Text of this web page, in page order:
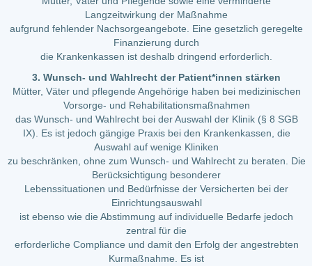
Langzeitwirkung der Maßnahme
aufgrund fehlender Nachsorgeangebote. Eine gesetzlich geregelte
Finanzierung durch
die Krankenkassen ist deshalb dringend erforderlich.
3. Wunsch- und Wahlrecht der Patient*innen stärken
Mütter, Väter und pflegende Angehörige haben bei medizinischen
Vorsorge- und Rehabilitationsmaßnahmen
das Wunsch- und Wahlrecht bei der Auswahl der Klinik (§ 8 SGB
IX). Es ist jedoch gängige Praxis bei den Krankenkassen, die
Auswahl auf wenige Kliniken
zu beschränken, ohne zum Wunsch- und Wahlrecht zu beraten. Die
Berücksichtigung besonderer
Lebenssituationen und Bedürfnisse der Versicherten bei der
Einrichtungsauswahl
ist ebenso wie die Abstimmung auf individuelle Bedarfe jedoch
zentral für die
erforderliche Compliance und damit den Erfolg der angestrebten
Kurmaßnahme. Es ist